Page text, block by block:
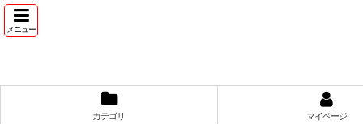
メニュー
カテゴリ マイページ